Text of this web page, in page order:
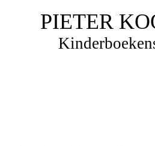
PIETER